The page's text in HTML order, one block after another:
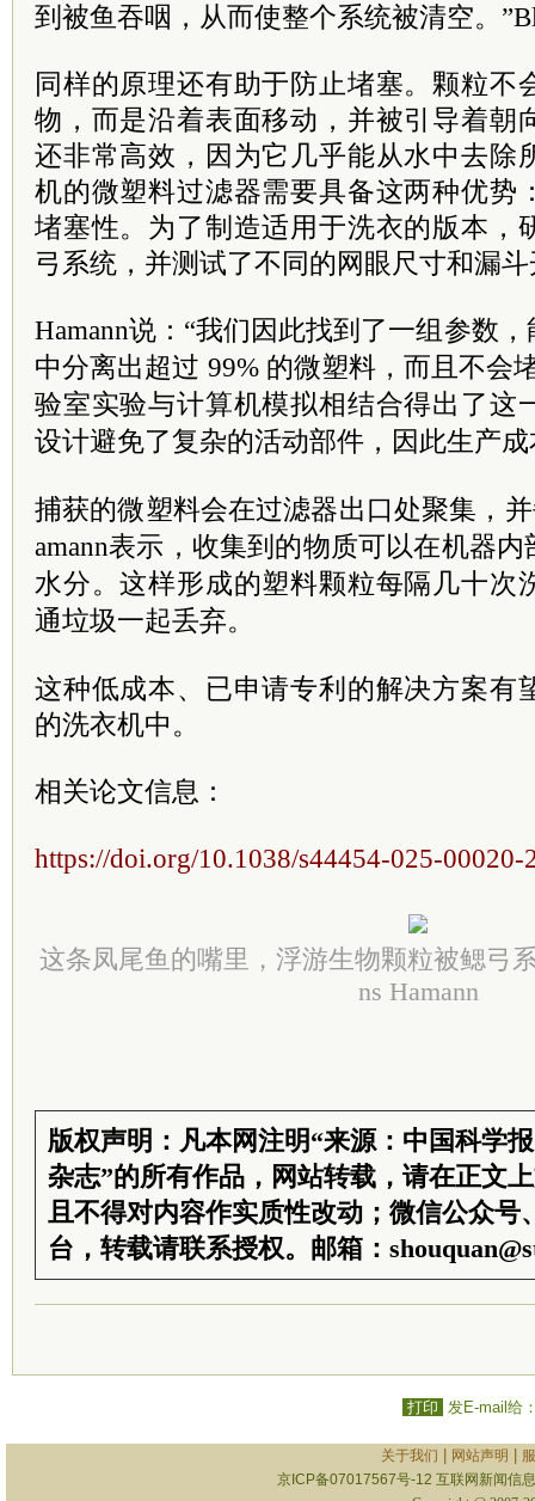
到被鱼吞咽，从而使整个系统被清空。 ”
同样的原理还有助于防止堵塞。颗粒不
物，而是沿着表面移动，并被引导着朝
还非常高效，因为它几乎能从水中去除
机的微塑料过滤器需要具备这两种优势
堵塞性。为了制造适用于洗衣的版本，
弓系统，并测试了不同的网眼尺寸和漏
Hamann说：“我们因此找到了一组参数
中分离出超过 99% 的微塑料，而且不会
验室实验与计算机模拟相结合得出了这
设计避免了复杂的活动部件，因此生产
捕获的微塑料会在过滤器出口处聚集，
amann表示，收集到的物质可以在机器
水分。这样形成的塑料颗粒每隔几十次
通垃圾一起丢弃。
这种低成本、已申请专利的解决方案有
的洗衣机中。
相关论文信息：
https://doi.org/10.1038/s44454-025-00020-
这条凤尾鱼的嘴里，浮游生物颗粒被鳃弓
ns Hamann
版权声明：凡本网注明“来源：中国科学
杂志”的所有作品，网站转载，请在正文
且不得对内容作实质性改动；微信公众号
台，转载请联系授权。邮箱：
打印 发E-mail给
关于我们 网站声明
京ICP备07017567号-12 互联网新闻信